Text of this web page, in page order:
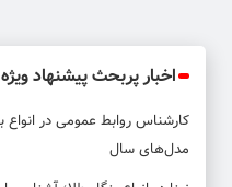
اخبار پربحث پیشنهاد ویژه
کارشناس روابط عمومیدر
مدل‌های سال